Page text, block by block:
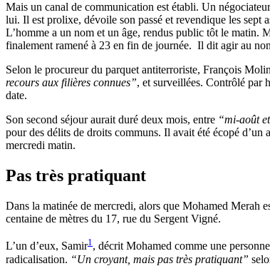
Mais un canal de communication est établi. Un
lui. Il est prolixe, dévoile son passé et revendique les sept
L’homme a un nom et un âge, rendus public tôt le matin.
finalement ramené à 23 en fin de journée. Il dit agir au
Selon le procureur du parquet antiterroriste, François
recours aux filières connues”, et surveillées. Contrôlé par
date.
Son second séjour aurait duré deux mois, entre “mi-août
pour des délits de droits communs. Il avait été écopé
mercredi matin.
Pas très pratiquant
Dans la matinée de mercredi, alors que Mohamed Merah
centaine de mètres du 17, rue du Sergent Vigné.
L’un d’eux, Samir1, décrit Mohamed comme une
radicalisation. “Un croyant, mais pas très pratiquant”